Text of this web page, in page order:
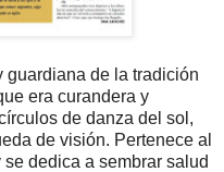
guardiana de la tradición
era curandera y
de danza del sol,
de visión. Pertenece al
dedica a sembrar salud